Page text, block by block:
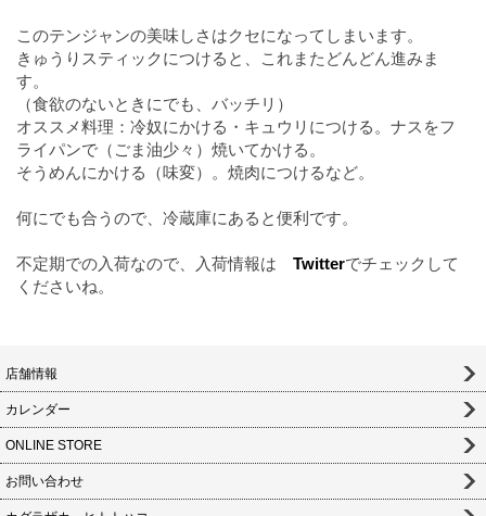
このテンジャンの美味しさはクセになってしまいます。
きゅうりスティックにつけると、これまたどんどん進みま
す。
（食欲のないときにでも、バッチリ）
オススメ料理：冷奴にかける・キュウリにつける。ナスをフ
ライパンで（ごま油少々）焼いてかける。
そうめんにかける（味変）。焼肉につけるなど。
何にでも合うので、冷蔵庫にあると便利です。
不定期での入荷なので、入荷情報は Twitterでチェックして
くださいね。
店舗情報
カレンダー
ONLINE STORE
お問い合わせ